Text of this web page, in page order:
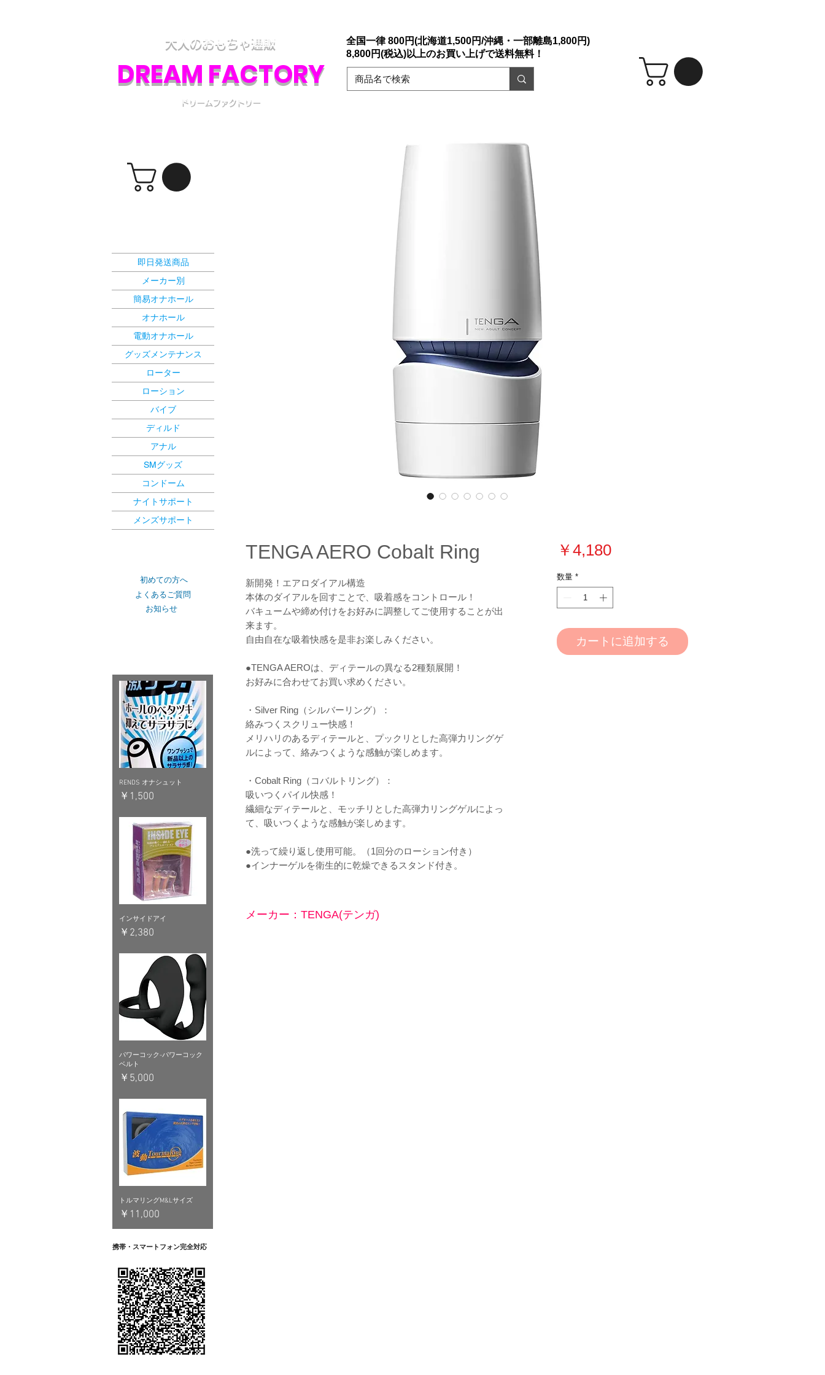
大人のおもちゃ通販
DREAM FACTORY
全国一律 800円(北海道1,500円/沖縄・一部離島1,800円)
8,800円(税込)以上のお買い上げで送料無料！
ドリームファクトリー
TENGA AERO Cobalt Ring
新開発！エアロダイアル構造
本体のダイアルを回すことで、吸着感をコントロール！
バキュームや締め付けをお好みに調整してご使用することが出
来ます。
自由自在な吸着快感を是非お楽しみください。
●TENGA AEROは、ディテールの異なる2種類展開！
お好みに合わせてお買い求めください。
・Silver Ring（シルバーリング）：
絡みつくスクリュー快感！
メリハリのあるディテールと、プックリとした高弾力リングゲ
ルによって、絡みつくような感触が楽しめます。
・Cobalt Ring（コバルトリング）：
吸いつくパイル快感！
繊細なディテールと、モッチリとした高弾力リングゲルによっ
て、吸いつくような感触が楽しめます。
●洗って繰り返し使用可能。（1回分のローション付き）
●インナーゲルを衛生的に乾燥できるスタンド付き。
メーカー：TENGA(テンガ)
￥4,180価
数量 *
カートに追加する
即日発送商品
メーカー別
簡易オナホール
オナホール
電動オナホール
グッズメンテナンス
ローター
ローション
バイブ
ディルド
アナル
SMグッズ
コンドーム
ナイトサポート
メンズサポート
RENDS オナシュット
価格
￥1,500
インサイドアイ
価格
￥2,380
パワーコック-パワーコック
ベルト
価格
￥5,000
トルマリングM&Lサイズ
価格
￥11,000
携帯・スマートフォン完全対応
初めての方へ
よくあるご質問
お知らせ